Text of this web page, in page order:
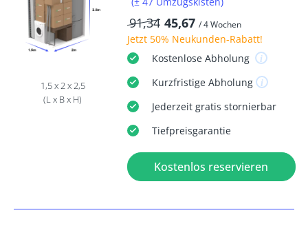
1,5 x 2 x 2,5
(L x B x H)
91,34 45,67 / 4 Wochen
Jetzt 50% Neukunden-Rabatt!
KostenloseAbholung
KurzfristigeAbholung
Jederzeit gratis stornierbar
Tiefpreisgarantie
Kostenlos reservieren